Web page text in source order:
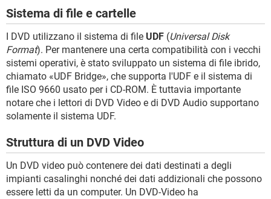
Sistema di file e cartelle
I DVD utilizzano il sistema di file UDF (Universal Disk
Format). Per mantenere una certa compatibilità con i vecchi
sistemi operativi, è stato sviluppato un sistema di file ibrido,
chiamato «UDF Bridge», che supporta l'UDF e il sistema di
file ISO 9660 usato per i CD-ROM. È tuttavia importante
notare che i lettori di DVD Video e di DVD Audio supportano
solamente il sistema UDF.
Struttura di un DVD Video
Un DVD video può contenere dei dati destinati a degli
impianti casalinghi nonché dei dati addizionali che possono
essere letti da un computer. Un DVD-Video ha